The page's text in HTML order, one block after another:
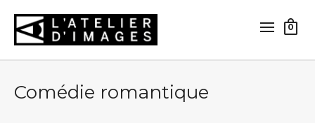
0
Comédie romantique